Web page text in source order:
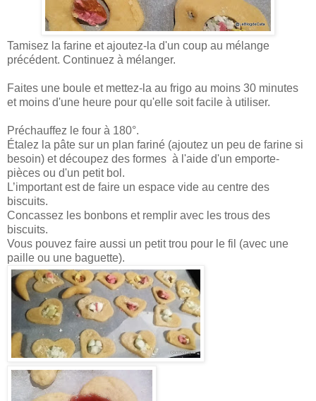
Tamisez la farine et ajoutez-la d'un coup au mélange
précédent. Continuez à mélanger.
Faites une boule et mettez-la au frigo au moins 30 minutes
et moins d'une heure pour qu'elle soit facile à utiliser.
Préchauffez le four à 180°.
Étalez la pâte sur un plan fariné (ajoutez un peu de farine si
besoin) et découpez des formes à l'aide d'un emporte-
pièces ou d'un petit bol.
L’important est de faire un espace vide au centre des
biscuits.
Concassez les bonbons et remplir avec les trous des
biscuits.
Vous pouvez faire aussi un petit trou pour le fil (avec une
paille ou une baguette).